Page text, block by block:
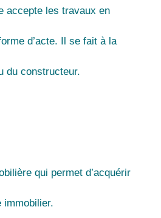
accepte les travaux en
d’acte. Il se fait à la
du constructeur.
qui permet d’acquérir
immobilier.